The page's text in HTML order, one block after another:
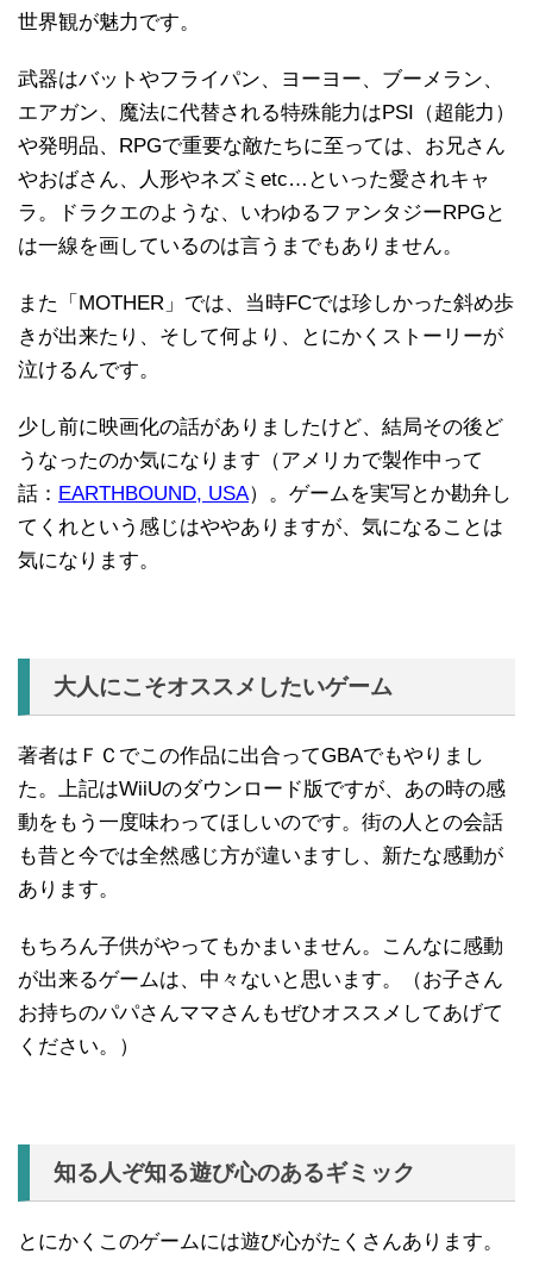
世界観が魅力です。
武器はバットやフライパン、ヨーヨー、ブーメラン、
エアガン、魔法に代替される特殊能力はPSI（超能力）
や発明品、RPGで重要な敵たちに至っては、お兄さん
やおばさん、人形やネズミetc…といった愛されキャ
ラ。ドラクエのような、いわゆるファンタジーRPGと
は一線を画しているのは言うまでもありません。
また「MOTHER」では、当時FCでは珍しかった斜め歩
きが出来たり、そして何より、とにかくストーリーが
泣けるんです。
少し前に映画化の話がありましたけど、結局その後ど
うなったのか気になります（アメリカで製作中って
話： EARTHBOUND, USA）。ゲームを実写とか勘弁し
てくれという感じはややありますが、気になることは
気になります。
大人にこそオススメしたいゲーム
著者はＦＣでこの作品に出合ってGBAでもやりまし
た。上記はWiiUのダウンロード版ですが、あの時の感
動をもう一度味わってほしいのです。街の人との会話
も昔と今では全然感じ方が違いますし、新たな感動が
あります。
もちろん子供がやってもかまいません。こんなに感動
が出来るゲームは、中々ないと思います。（お子さん
お持ちのパパさんママさんもぜひオススメしてあげて
ください。）
知る人ぞ知る遊び心のあるギミック
とにかくこのゲームには遊び心がたくさんあります。